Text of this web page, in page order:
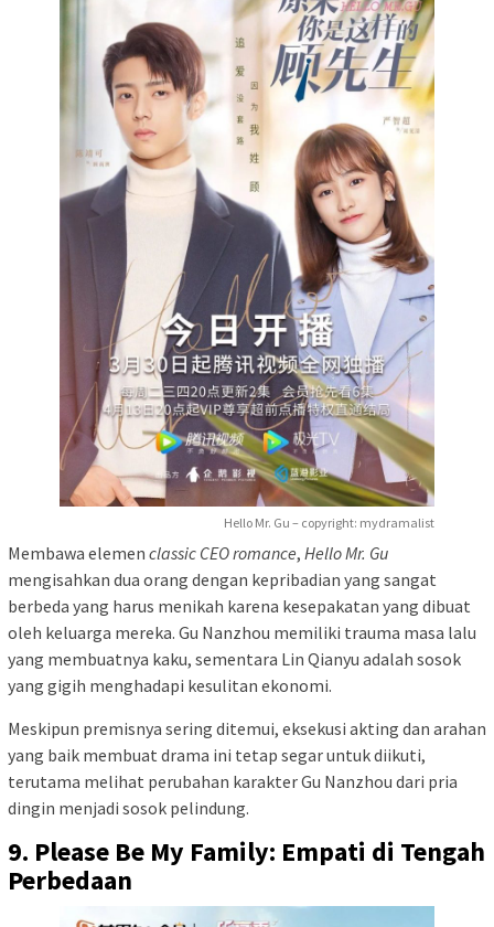
Hello Mr. Gu – copyright: mydramalist
Membawa elemen classic CEO romance, Hello Mr. Gu
mengisahkan dua orang dengan kepribadian yang sangat
berbeda yang harus menikah karena kesepakatan yang dibuat
oleh keluarga mereka. Gu Nanzhou memiliki trauma masa lalu
yang membuatnya kaku, sementara Lin Qianyu adalah sosok
yang gigih menghadapi kesulitan ekonomi.
Meskipun premisnya sering ditemui, eksekusi akting dan arahan
yang baik membuat drama ini tetap segar untuk diikuti,
terutama melihat perubahan karakter Gu Nanzhou dari pria
dingin menjadi sosok pelindung.
9. Please Be My Family: Empati di Tengah
Perbedaan